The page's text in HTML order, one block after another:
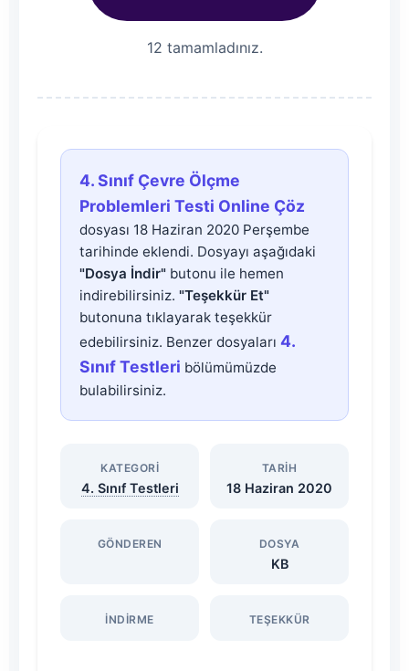
12 tamamladınız.
4.
Sınıf
Çevre
Ölçme
Problemleri
Testi
Çöz
Dosyasını
4. Sınıf Çevre Ölçme
Problemleri Testi Online Çöz
dosyası 18 Haziran 2020 Perşembe
tarihinde eklendi. Dosyayı aşağıdaki
"Dosya İndir" butonu ile hemen
indirebilirsiniz. "Teşekkür Et"
butonuna tıklayarak teşekkür
edebilirsiniz. Benzer dosyaları 4.
Sınıf Testleri bölümümüzde
bulabilirsiniz.
KATEGORI
4. Sınıf Testleri
TARIH
18 Haziran 2020
GÖNDEREN DOSYA
KB
İNDIRME TEŞEKKÜR